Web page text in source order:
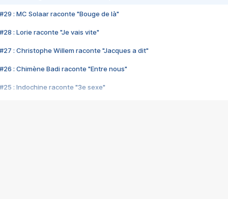
#29 : MC Solaar raconte "Bouge de là"
#28 : Lorie raconte "Je vais vite"
#27 : Christophe Willem raconte "Jacques a dit"
#26 : Chimène Badi raconte "Entre nous"
#25 : Indochine raconte "3e sexe"